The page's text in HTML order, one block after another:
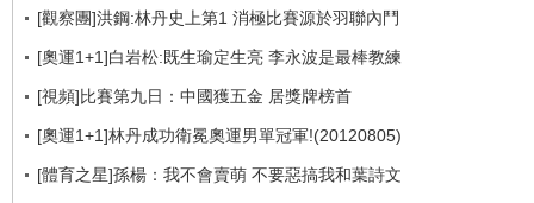
[觀察團]洪鋼:林丹史上第1 消極比賽源於羽聯內鬥
[奧運1+1]白岩松:既生瑜定生亮 李永波是最棒教練
[視頻]比賽第九日：中國獲五金 居獎牌榜首
[奧運1+1]林丹成功衛冕奧運男單冠軍!(20120805)
[體育之星]孫楊：我不會賣萌 不要惡搞我和葉詩文